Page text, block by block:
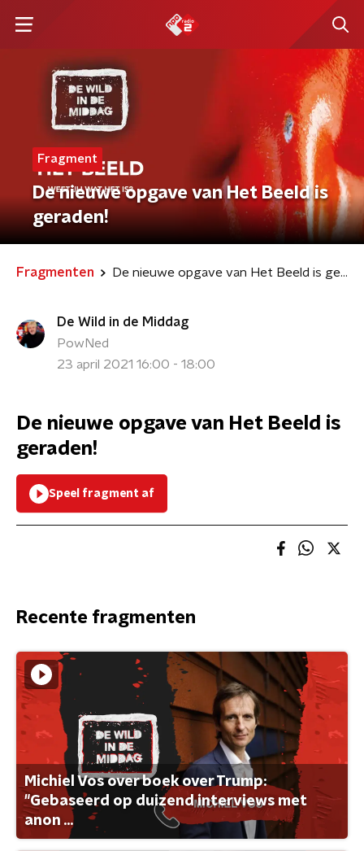
Fragment
De nieuwe opgave van Het Beeld is
geraden!
Fragmenten De nieuwe opgave van Het Beeld is geraden!
De Wild in de Middag
PowNed
23 april 2021 16:00 - 18:00
De nieuwe opgave van Het Beeld is
geraden!
Speel fragment af
Recente fragmenten
Michiel Vos over boek over Trump:
"Gebaseerd op duizend interviews met
anon ...